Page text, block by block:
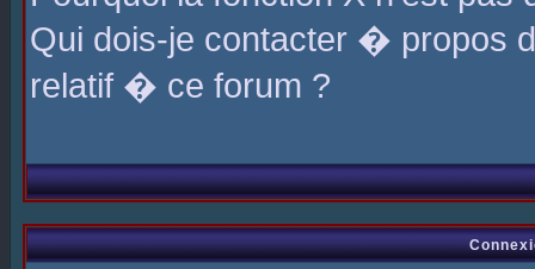
Qui dois-je contacter � propos
relatif � ce forum ?